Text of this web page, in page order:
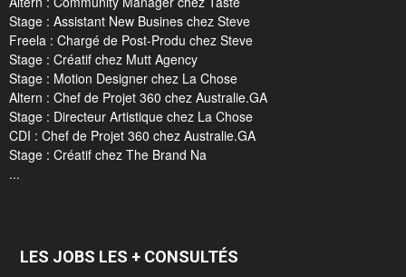
Stage : Assistant New Busines chez Steve
Freela : Chargé de Post-Produ chez Steve
Stage : Créatif chez Mutt Agency
Stage : Motion Designer chez La Chose
Altern : Chef de Projet 360 chez Australie.GA
Stage : Directeur Artistique chez La Chose
CDI : Chef de Projet 360 chez Australie.GA
Stage : Créatif chez The Brand Na
...
LES JOBS LES + CONSULTÉS